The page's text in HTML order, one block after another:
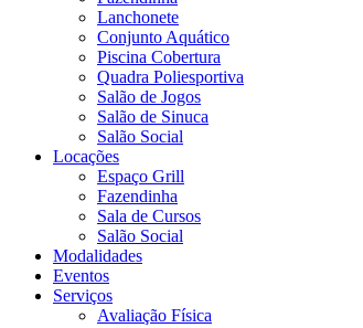
Lanchonete
Conjunto Aquático
Piscina Cobertura
Quadra Poliesportiva
Salão de Jogos
Salão de Sinuca
Salão Social
Locações
Espaço Grill
Fazendinha
Sala de Cursos
Salão Social
Modalidades
Eventos
Serviços
Avaliação Física